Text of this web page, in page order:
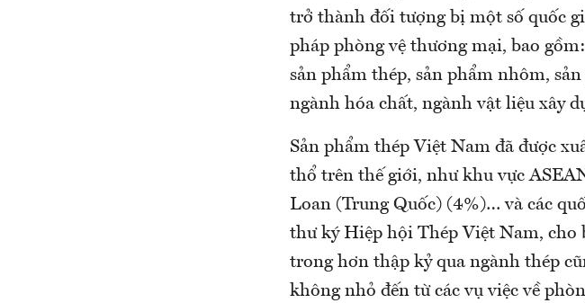
trở thành đối tượng bị một số quốc
pháp phòng vệ thương mại, bao
sản phẩm thép, sản phẩm nhôm,
ngành hóa chất, ngành vật liệu xây
Sản phẩm thép Việt Nam đã được
thổ trên thế giới, như khu vực
Loan (Trung Quốc) (4%)… và các
thư ký Hiệp hội Thép Việt Nam, cho
trong hơn thập kỷ qua ngành thép
không nhỏ đến từ các vụ việc về